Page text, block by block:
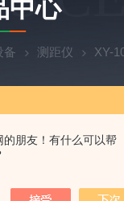
的朋友！有什么可以帮
中心
备 测距仪 XY-